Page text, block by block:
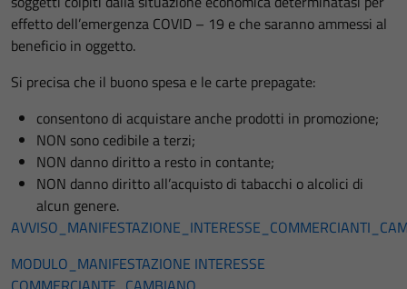
effetto dell’emergenza COVID – 19 e che saranno ammessi al
beneficio in oggetto.
Si precisa che il buono spesa e le carte prepagate:
consentono di acquistare anche prodotti in promozione;
NON sono cedibile a terzi;
NON danno diritto a resto in contante;
NON danno diritto all’acquisto di tabacchi o alcolici di
alcun genere.
MODULO_MANIFESTAZIONE INTERESSE